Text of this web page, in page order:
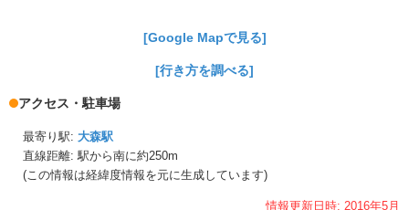
[Google Mapで見る]
[行き方を調べる]
アクセス・駐車場
最寄り駅: 大森駅
直線距離: 駅から南に約250m
(この情報は経緯度情報を元に生成しています)
情報更新日時: 2016年5月